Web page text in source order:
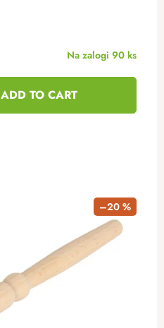
Na zalogi 90 ks
ADD TO CART
–20 %